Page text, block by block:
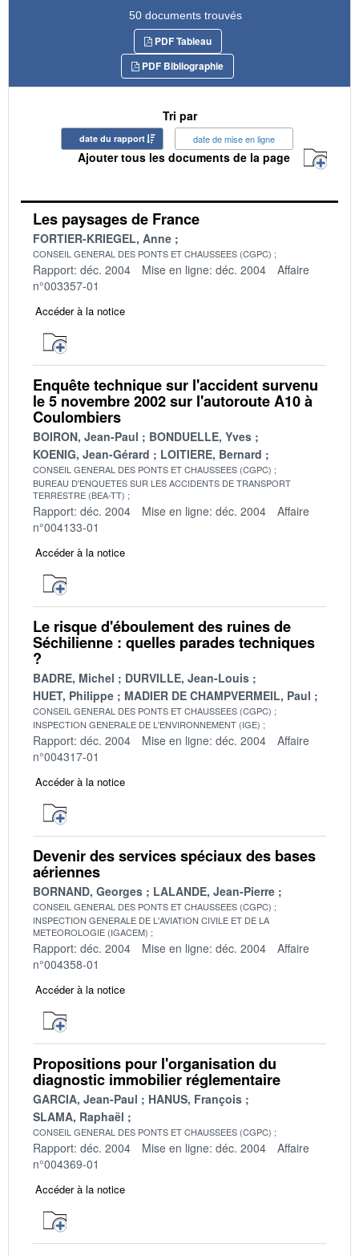
50 documents trouvés
PDF Tableau
PDF Bibliographie
Tri par
date du rapport date de mise en ligne
Ajouter tous les documents de la page
Les paysages de France
FORTIER-KRIEGEL, Anne
CONSEIL GENERAL DES PONTS ET CHAUSSEES (CGPC)
Rapport: déc. 2004 Mise en ligne: déc. 2004
Affaire
n°003357-01
Accéder à la notice
Enquête technique sur l'accident survenu
le 5 novembre 2002 sur l'autoroute A10 à
Coulombiers
BOIRON, Jean-Paul
BONDUELLE, Yves
KOENIG, Jean-Gérard
LOITIERE, Bernard
CONSEIL GENERAL DES PONTS ET CHAUSSEES (CGPC)
BUREAU D'ENQUETES SUR LES ACCIDENTS DE TRANSPORT
TERRESTRE (BEA-TT)
Rapport: déc. 2004 Mise en ligne: déc. 2004
Affaire
n°004133-01
Accéder à la notice
Le risque d'éboulement des ruines de
Séchilienne : quelles parades techniques
?
BADRE, Michel
DURVILLE, Jean-Louis
HUET, Philippe
MADIER DE CHAMPVERMEIL, Paul
CONSEIL GENERAL DES PONTS ET CHAUSSEES (CGPC)
INSPECTION GENERALE DE L'ENVIRONNEMENT (IGE)
Rapport: déc. 2004 Mise en ligne: déc. 2004
Affaire
n°004317-01
Accéder à la notice
Devenir des services spéciaux des bases
aériennes
BORNAND, Georges LALANDE, Jean-Pierre
CONSEIL GENERAL DES PONTS ET CHAUSSEES (CGPC)
INSPECTION GENERALE DE L'AVIATION CIVILE ET DE LA
METEOROLOGIE (IGACEM)
Rapport: déc. 2004 Mise en ligne: déc. 2004
Affaire
n°004358-01
Accéder à la notice
Propositions pour l'organisation du
diagnostic immobilier réglementaire
GARCIA, Jean-Paul
HANUS, François
SLAMA, Raphaël
CONSEIL GENERAL DES PONTS ET CHAUSSEES (CGPC)
Rapport: déc. 2004 Mise en ligne: déc. 2004
Affaire
n°004369-01
Accéder à la notice